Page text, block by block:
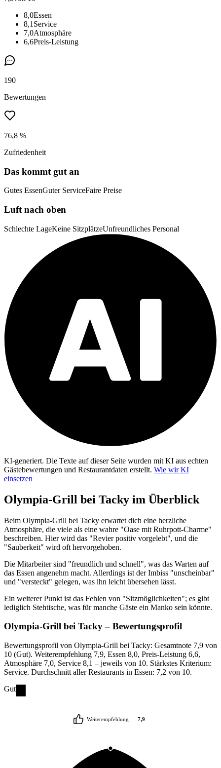
8,0Essen
8,1 Service
7,0Atmosphäre
6,6Preis-Leistung
190
Bewertungen
76,8 %
Zufriedenheit
Das kommt gut an
Gutes EssenGuter ServiceFaire Preise
Luft nach oben
Schlechte LageKeine SitzplätzeUnfreundliches Personal
KI-generiert. Die Texte auf dieser Seite wurden mit KI aus echten
Gästebewertungen und Restaurantdaten erstellt. Wie wir KI
einsetzen
Olympia-Grill bei Tacky im Überblick
Beim Olympia-Grill bei Tacky erwartet dich eine herzliche
Atmosphäre, die viele als eine wahre "Oase mit Ruhrpott-Charme"
beschreiben. Hier wird das "Revier positiv vorgelebt", und die
"Sauberkeit" wird oft hervorgehoben.
Die Mitarbeiter sind "freundlich und schnell", was das Warten auf
das Essen angenehm macht. Allerdings ist der Imbiss "unscheinbar"
und "versteckt" gelegen, was ihn leicht übersehen lässt.
Ein weiterer Punkt ist das Fehlen von "Sitzmöglichkeiten"; es gibt
lediglich Stehtische, was für manche Gäste ein Manko sein könnte.
Olympia-Grill bei Tacky– Bewertungsprofil
Bewertungsprofil von Olympia-Grill bei Tacky: Gesamtnote 7,9 von
10 (Gut). Weiterempfehlung 7,9, Essen 8,0, Preis-Leistung 6,6,
Atmosphäre 7,0, Service 8,1 – jeweils von 10. Stärkstes Kriterium:
Service. Durchschnitt aller Restaurants in Essen: 7,2 von 10.
Gut
Weiterempfehlung 7,9